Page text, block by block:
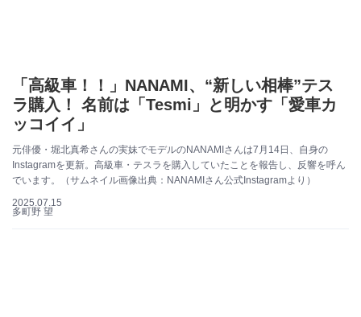
「高級車！！」NANAMI、“新しい相棒”テス
ラ購入！ 名前は「Tesmi」と明かす「愛車カ
ッコイイ」
元俳優・堀北真希さんの実妹でモデルのNANAMIさんは7月14日、自身の
Instagramを更新。高級車・テスラを購入していたことを報告し、反響を呼ん
でいます。（サムネイル画像出典：NANAMIさん公式Instagramより）
2025.07.15
多町野 望